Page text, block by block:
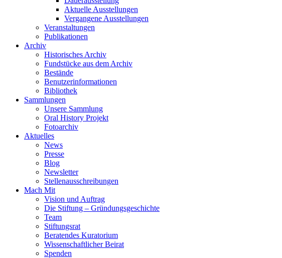
Aktuelle Ausstellungen
Vergangene Ausstellungen
Veranstaltungen
Publikationen
Archiv
Historisches Archiv
Fundstücke aus dem Archiv
Bestände
Benutzerinformationen
Bibliothek
Sammlungen
Unsere Sammlung
Oral History Projekt
Fotoarchiv
Aktuelles
News
Presse
Blog
Newsletter
Stellenausschreibungen
Mach Mit
Vision und Auftrag
Die Stiftung – Gründungsgeschichte
Team
Stiftungsrat
Beratendes Kuratorium
Wissenschaftlicher Beirat
Spenden